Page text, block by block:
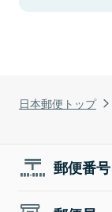
日本郵便トップ
郵便番